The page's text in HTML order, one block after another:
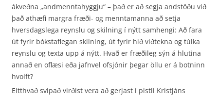
ákveðna „andmenntahyggju“ – það er að segja andstöðu við
það athæfi margra fræði- og menntamanna að setja
hversdagslega reynslu og skilning í nýtt samhengi: Að fara
út fyrir bókstaflegan skilning, út fyrir hið viðtekna og túlka
reynslu og texta upp á nýtt. Hvað er fræðileg sýn á hlutina
annað en oflæsi eða jafnvel ofsjónir þegar öllu er á botninn
hvolft?
Eitthvað svipað virðist vera að gerjast í pistli Kristjáns